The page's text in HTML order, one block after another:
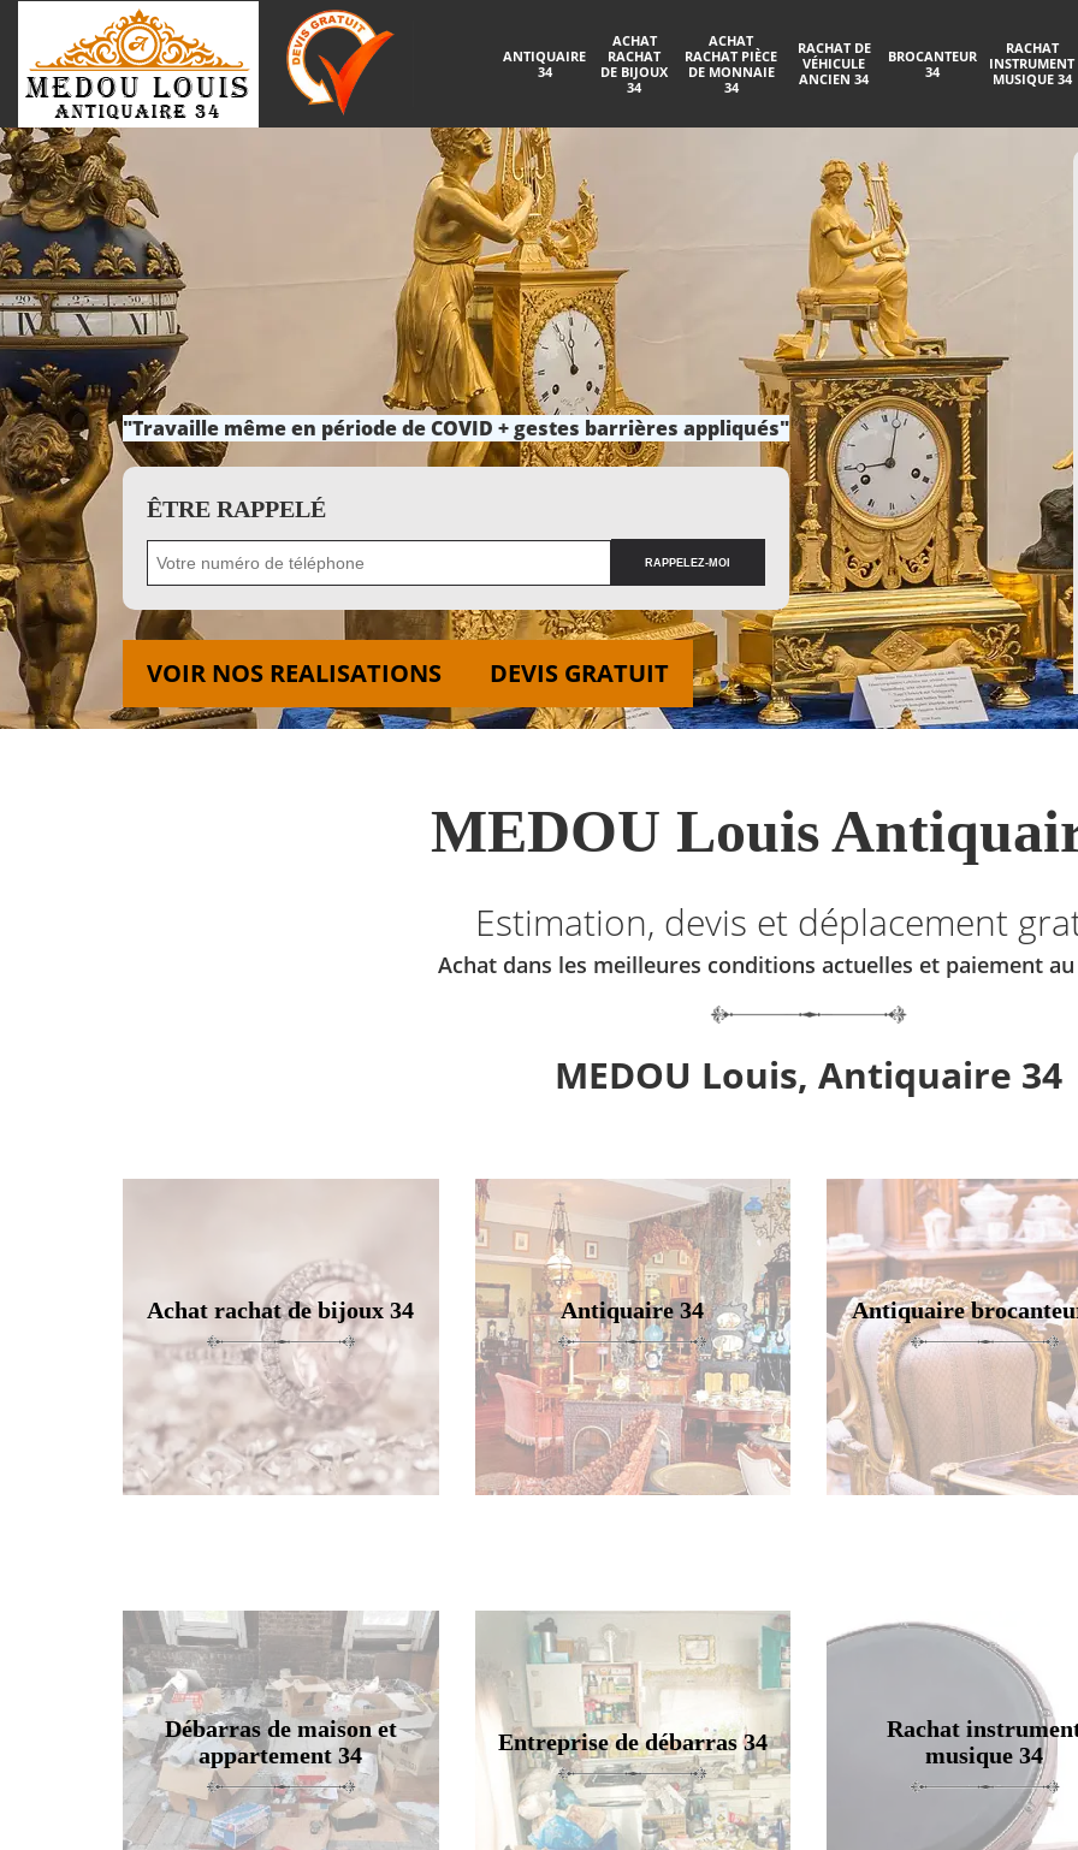
ANTIQUAIRE
34
ACHAT
RACHAT
DE BIJOUX
34
ACHAT
RACHAT PIÈCE
DE MONNAIE
34
RACHAT DE
VÉHICULE
ANCIEN 34
BROCANTEUR
34
RACHAT
INSTRUMENT
MUSIQUE 34
"Travaille même en période de COVID + gestes barrières appliqués"
ÊTRE RAPPELÉ
VOIR NOS REALISATIONS DEVIS GRATUIT
MEDOU Louis
Estimation, devis et déplacement
Achat dans les meilleures conditions actuelles et paiement
MEDOU Louis, Antiquaire 34
Achat rachat de bijoux 34 Antiquaire 34 Antiquaire
Débarras de maison et
appartement 34
Entreprise de débarras 34
Rachat
musique 34